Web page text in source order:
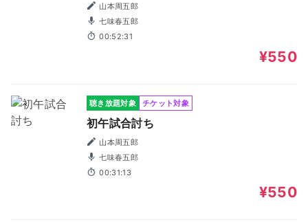
山本周五郎
七味春五郎
00:52:31
¥550
聴き放題対象 チケット対象
初午試合討ち
山本周五郎
七味春五郎
00:31:13
¥550